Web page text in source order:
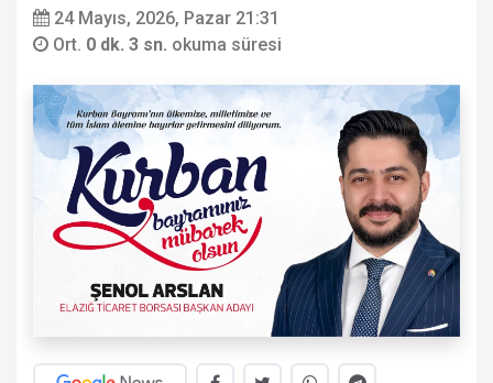
24 Mayıs, 2026, Pazar 21:31
Ort. 0 dk. 3 sn. okuma süresi